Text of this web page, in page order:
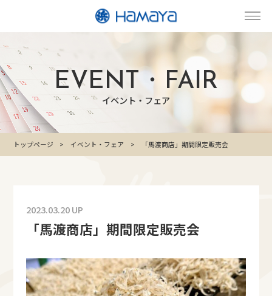
EVENT・FAIR
イベント・フェア
トップページ イベント・フェア 「馬渡商店」期間限定販売会
2023.03.20 UP
「馬渡商店」期間限定販売会